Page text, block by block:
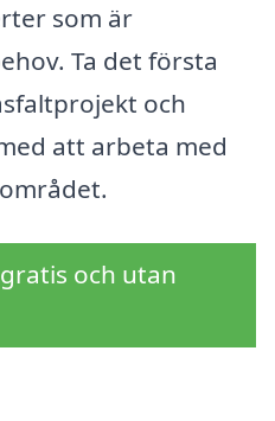
som är
Ta det första
och
att arbeta med
och utan